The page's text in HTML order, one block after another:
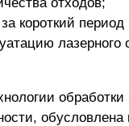
короткий